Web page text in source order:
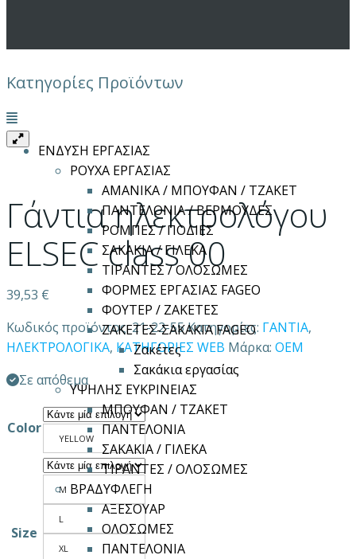
Κατηγορίες Προϊόντων
Μενού
ΕΝΔΥΣΗ ΕΡΓΑΣΙΑΣ
ΡΟΥΧΑ ΕΡΓΑΣΙΑΣ
ΑΜΑΝΙΚΑ / ΜΠΟΥΦΑΝ / ΤΖΑΚΕΤ
ΠΑΝΤΕΛΟΝΙΑ / ΒΕΡΜΟΥΔΕΣ
ΡΟΜΠΕΣ / ΠΟΔΙΕΣ
ΣΑΚΑΚΙΑ / ΓΙΛΕΚΑ
ΤΙΡΑΝΤΕΣ / ΟΛΟΣΩΜΕΣ
ΦΟΡΜΕΣ ΕΡΓΑΣΙΑΣ FAGEO
ΦΟΥΤΕΡ / ΖΑΚΕΤΕΣ
ΖΑΚΕΤΕΣ-ΣΑΚΑΚΙΑ FAGEO
Ζακέτες
Σακάκια εργασίας
ΥΨΗΛΗΣ ΕΥΚΡΙΝΕΙΑΣ
ΜΠΟΥΦΑΝ / ΤΖΑΚΕΤ
ΠΑΝΤΕΛΟΝΙΑ
ΣΑΚΑΚΙΑ / ΓΙΛΕΚΑ
ΤΙΡΑΝΤΕΣ / ΟΛΟΣΩΜΕΣ
ΒΡΑΔΥΦΛΕΓΗ
ΑΞΕΣΟΥΑΡ
ΟΛΟΣΩΜΕΣ
ΠΑΝΤΕΛΟΝΙΑ
Γάντια ηλεκτρολόγου
ELSEC class 00
39,53 €
Κωδικός προϊόντος:21-22-55Κατηγορίες: ΓΑΝΤΙΑ,
ΗΛΕΚΤΡΟΛΟΓΙΚΑ, ΚΑΤΗΓΟΡΙΕΣ WEB Μάρκα: OEM
Σε απόθεμα
Color
YELLOW
Size
M
L
XL